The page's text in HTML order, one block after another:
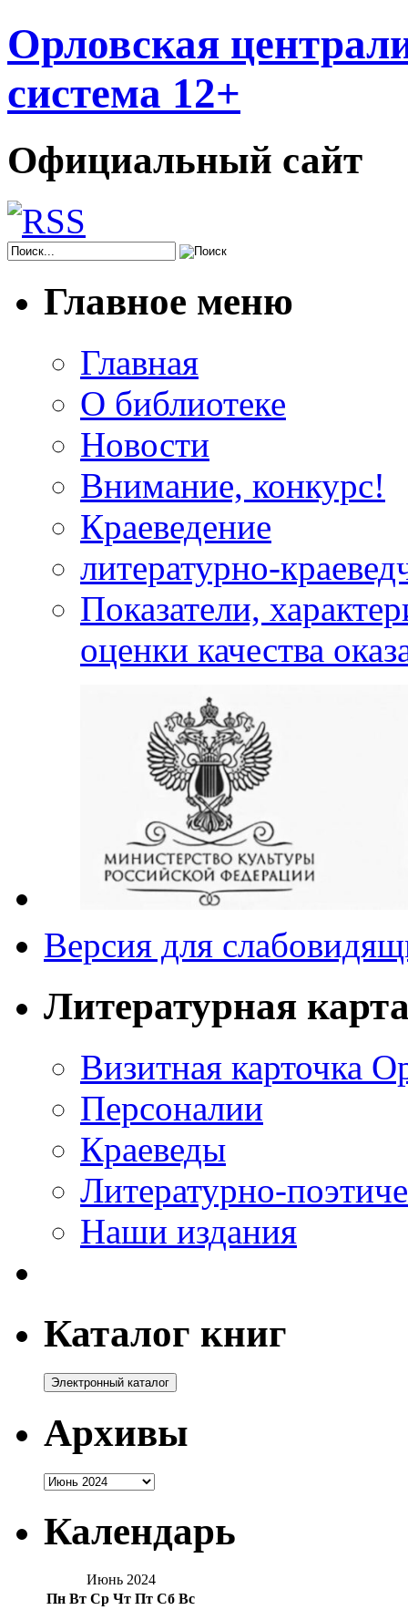
Орловская
система 12+
Официальный сайт
Главное меню
Главная
О библиотеке
Новости
Внимание, конкурс!
Краеведение
литературно-
Показатели,
оценки качества
Версия для
Литературная
Визитная карточка
Персоналии
Краеведы
Литературно-
Наши издания
Каталог книг
Архивы
Архивы
Календарь
Июнь 2024
Пн Вт Ср Чт Пт Сб Вс